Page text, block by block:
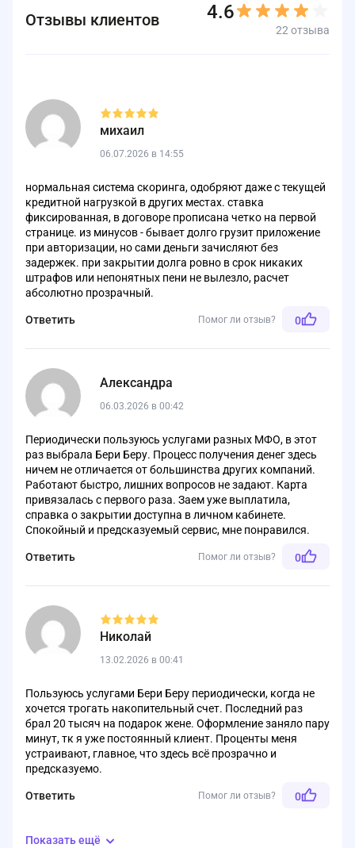
Отзывы клиентов 4.6
22 отзыва
михаил
06.07.2026 в 14:55
нормальная система скоринга, одобряют даже с текущей
кредитной нагрузкой в других местах. ставка
фиксированная, в договоре прописана четко на первой
странице. из минусов - бывает долго грузит приложение
при авторизации, но сами деньги зачисляют без
задержек. при закрытии долга ровно в срок никаких
штрафов или непонятных пени не вылезло, расчет
абсолютно прозрачный.
Ответить Помог ли отзыв? 0
Александра
06.03.2026 в 00:42
Периодически пользуюсь услугами разных МФО, в этот
раз выбрала Бери Беру. Процесс получения денег здесь
ничем не отличается от большинства других компаний.
Работают быстро, лишних вопросов не задают. Карта
привязалась с первого раза. Заем уже выплатила,
справка о закрытии доступна в личном кабинете.
Спокойный и предсказуемый сервис, мне понравился.
Ответить Помог ли отзыв? 0
Николай
13.02.2026 в 00:41
Пользуюсь услугами Бери Беру периодически, когда не
хочется трогать накопительный счет. Последний раз
брал 20 тысяч на подарок жене. Оформление заняло пару
минут, тк я уже постоянный клиент. Проценты меня
устраивают, главное, что здесь всё прозрачно и
предсказуемо.
Ответить Помог ли отзыв? 0
Показать ещё